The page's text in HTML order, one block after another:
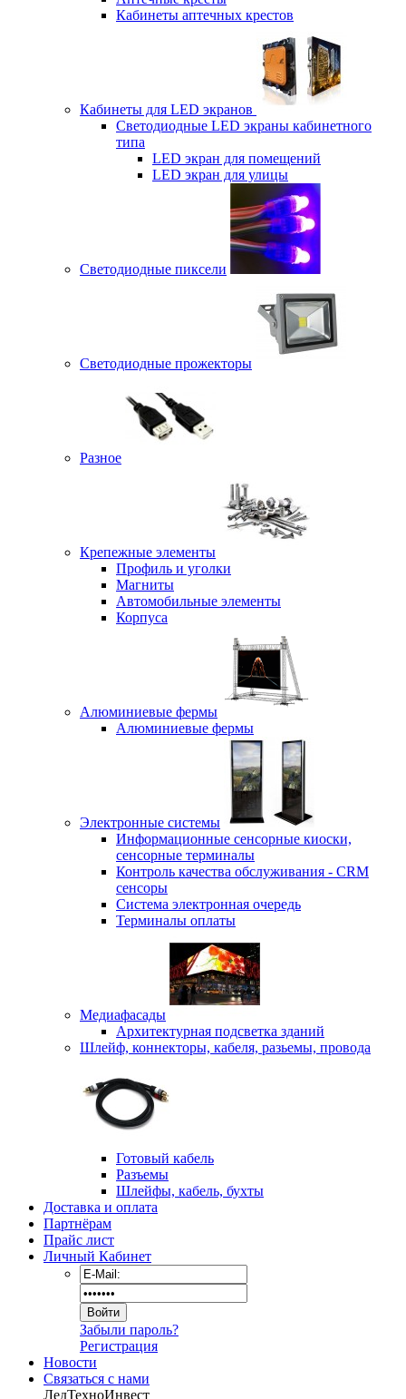
Кабинеты аптечных крестов
Кабинеты для LED экранов
Светодиодные LED экраны кабинетного
типа
LED экран для помещений
LED экран для улицы
Светодиодные пиксели
Светодиодные прожекторы
Разное
Крепежные элементы
Профиль и уголки
Магниты
Автомобильные элементы
Корпуса
Алюминиевые фермы
Алюминиевые фермы
Электронные системы
Информационные сенсорные киоски,
сенсорные терминалы
Контроль качества обслуживания - CRM
сенсоры
Система электронная очередь
Терминалы оплаты
Медиафасады
Архитектурная подсветка зданий
Шлейф, коннекторы, кабеля, разьемы, провода
Готовый кабель
Разъемы
Шлейфы, кабель, бухты
Доставка и оплата
Партнёрам
Прайс лист
Личный Кабинет
Забыли пароль?
Регистрация
Новости
Связаться с нами
ЛедТехноИнвест